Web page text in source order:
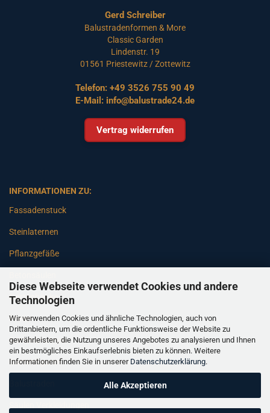
Diese Webseite verwendet Cookies und andere
Technologien
Wir verwenden Cookies und ähnliche Technologien, auch von
Drittanbietern, um die ordentliche Funktionsweise der Website zu
gewährleisten, die Nutzung unseres Angebotes zu analysieren und Ihnen
ein bestmögliches Einkaufserlebnis bieten zu können. Weitere
Informationen finden Sie in unserer Datenschutzerklärung.
Alle Akzeptieren
Gerd Schreiber
Balustradenformen & More
Classic Garden
Lindenstr. 19
01561 Priestewitz / Zottewitz
Telefon: +49 3526 755 90 49
E-Mail: info@balustrade24.de
Vertrag widerrufen
INFORMATIONEN ZU:
Fassadenstuck
Steinlaternen
Pflanzgefäße
Gartenbänke
Pfeiler
Gartenbrunnen
Gartenfiguren